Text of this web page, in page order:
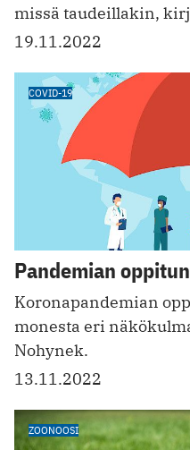
missä taudeillakin,
19.11.2022
COVID-19
Pandemian
Koronapandemian
monesta eri
Nohynek.
13.11.2022
ZOONOOSI